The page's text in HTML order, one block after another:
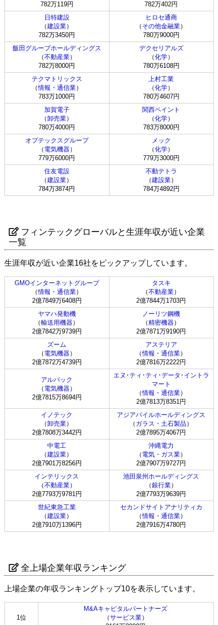
782万119円
782万402円
日特建設
（建設業）
782万3450円
ヒロセ通商
（ その他金融業）
780万9000円
飯田グループホールディングス
（不動産業）
782万8000円
デクセリアルズ
（化学）
780万6108円
テクマトリックス
（情報・通信業）
783万1000円
上村工業
（化学）
780万4607円
加賀電子
（卸売業）
780万4000円
関西ペイント
（化学）
783万8000円
オプテックスグループ
（ 電気機器）
779万6000円
メック
（化学）
779万3000円
住友電設
（建設業）
784万3874円
不動テトラ
（建設業）
784万4892円
フィンテックグローバルと生涯年収が近い企業
一覧
生涯年収が近い企業16社をピックアップしています。
GMOインターネットグループ
（情報・通信業）
2億7849万6408円
タスキ
（不動産業）
2億7844万1703円
ヤマハ発動機
（輸送用機器）
2億7842万9739円
ノーリツ鋼機
（精密機器）
2億7871万9190円
ズーム
（ 電気機器）
2億7872万4739円
アステリア
（情報・通信業）
2億7816万2222円
アルバック
（ 電気機器）
2億7815万8694円
エヌ･ティ･ティ･データ･イントラ
マート
（情報・通信業）
2億7813万8351円
イノテック
（卸売業）
2億7808万3442円
アジアパイルホールディングス
（ ガラス・土石製品 ）
2億7895万4067円
中電工
（建設業）
2億7901万8256円
沖縄電力
（ 電気・ガス業）
2億7907万9727円
インテリックス
（不動産業）
2億7793万9781円
池田泉州ホールディングス
（銀行業）
2億7793万9639円
世紀東急工業
（建設業）
2億7910万1396円
セカンドサイトアナリティカ
（情報・通信業）
2億7916万4780円
全上場企業年収ランキング
上場企業の年収ランキングトップ10を表示しています。
1位
M&Aキャピタルパートナーズ
（サービス業）